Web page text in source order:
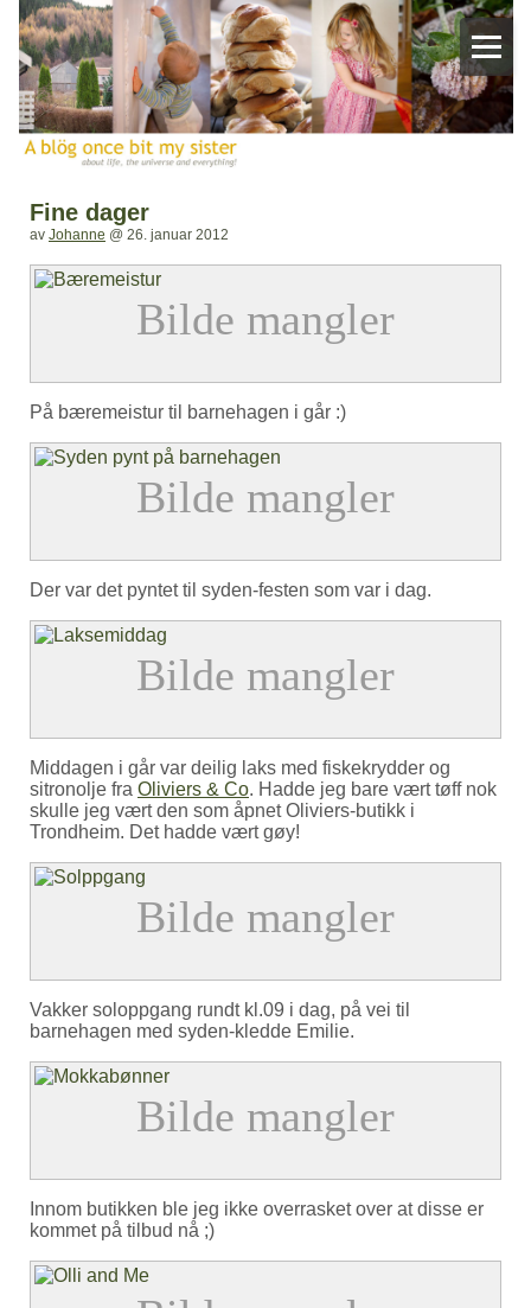
Fine dager
av Johanne @ 26. januar 2012
På bæremeistur til barnehagen i går :)
Der var det pyntet til syden-festen som var i dag.
Middagen i går var deilig laks med fiskekrydder og
sitronolje fra Oliviers & Co. Hadde jeg bare vært tøff nok
skulle jeg vært den som åpnet Oliviers-butikk i
Trondheim. Det hadde vært gøy!
Vakker soloppgang rundt kl.09 i dag, på vei til
barnehagen med syden-kledde Emilie.
Innom butikken ble jeg ikke overrasket over at disse er
kommet på tilbud nå ;)